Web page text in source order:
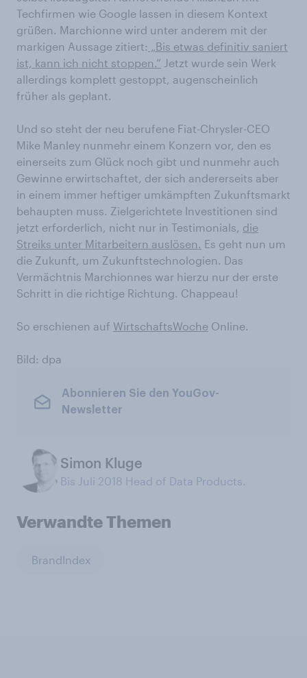
Techfirmen wie Google lassen in diesem Kontext
grüßen. Marchionne wird unter anderem mit der
markigen Aussage zitiert: „Bis etwas definitiv saniert
ist, kann ich nicht stoppen.“ Jetzt wurde sein Werk
allerdings komplett gestoppt, augenscheinlich
früher als geplant.
Und so steht der neu berufene Fiat-Chrysler-CEO
Mike Manley nunmehr einem Konzern vor, den es
einerseits zum Glück noch gibt und nunmehr auch
Gewinne erwirtschaftet, der sich andererseits aber
in einem immer heftiger umkämpften Zukunftsmarkt
behaupten muss. Zielgerichtete Investitionen sind
jetzt erforderlich, nicht nur in Testimonials, die
Streiks unter Mitarbeitern auslösen. Es geht nun um
die Zukunft, um Zukunftstechnologien. Das
Vermächtnis Marchionnes war hierzu nur der erste
Schritt in die richtige Richtung. Chappeau!
So erschienen auf WirtschaftsWoche Online.
Bild: dpa
Abonnieren Sie den YouGov-
Newsletter
Simon Kluge
Bis Juli 2018 Head of Data Products.
Verwandte Themen
BrandIndex